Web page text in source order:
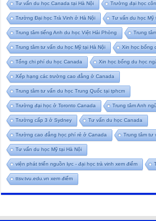
Tư vấn du học Canada tại Hà Nội Trường đại học
Trường Đại học Trà Vinh ở Hà Nội Tư vấn du học Mỹ
Trung tâm tiếng Anh du học Việt Hải Phòng Trung
Trung tâm tư vấn du học Mỹ tại Hà Nội Xin học bổng
Tổng chi phí du học Canada Xin học bổng du học
Xếp hạng các trường cao đẳng ở Canada
Trung tâm tư vấn du học Trung Quốc tại tphcm
Trường đại học ở Toronto Canada Trung tâm Anh
Trường cấp 3 ở Sydney Tư vấn du học Canada
Trường cao đẳng học phí rẻ ở Canada Trung tâm tư
Tư vấn du học Mỹ tại Hà Nội
viện phát triển nguồn lực - đại học trà vinh xem điểm
ttsv.tvu.edu.vn xem điểm